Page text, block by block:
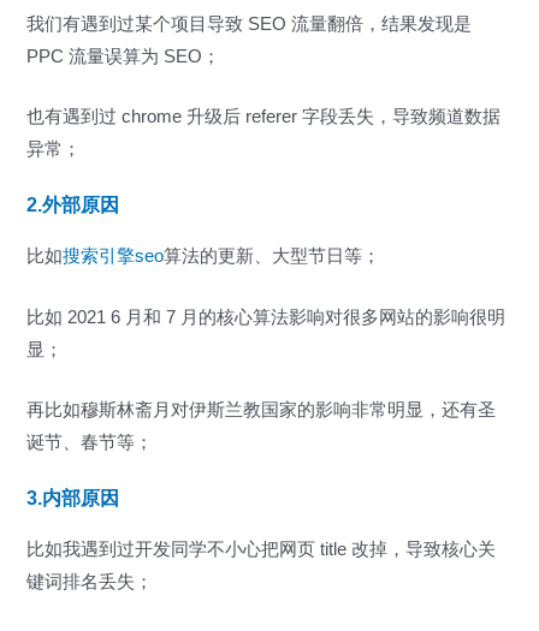
我们有遇到过某个项目导致 SEO 流量翻倍，结果发现是
PPC 流量误算为 SEO；
也有遇到过 chrome 升级后 referer 字段丢失，导致频道数据
异常；
2.外部原因
比如搜索引擎seo算法的更新、大型节日等；
比如 2021 6 月和 7 月的核心算法影响对很多网站的影响很明
显；
再比如穆斯林斋月对伊斯兰教国家的影响非常明显，还有圣
诞节、春节等；
3.内部原因
比如我遇到过开发同学不小心把网页 title 改掉，导致核心关
键词排名丢失；